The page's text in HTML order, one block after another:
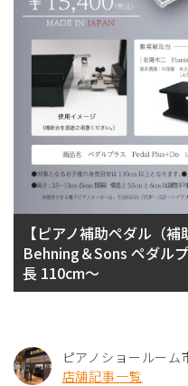
【ピアノ補助ペダル（
Behning＆Sons ペダル
長 110cm～
ピアノショールー
店舗記事一覧